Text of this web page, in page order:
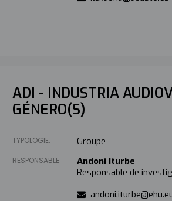
ADI - INDUSTRIA
GÉNERO(S)
TYPOLOGIE: Groupe
RESPONSABLE:
Andoni Iturbe
Responsable de